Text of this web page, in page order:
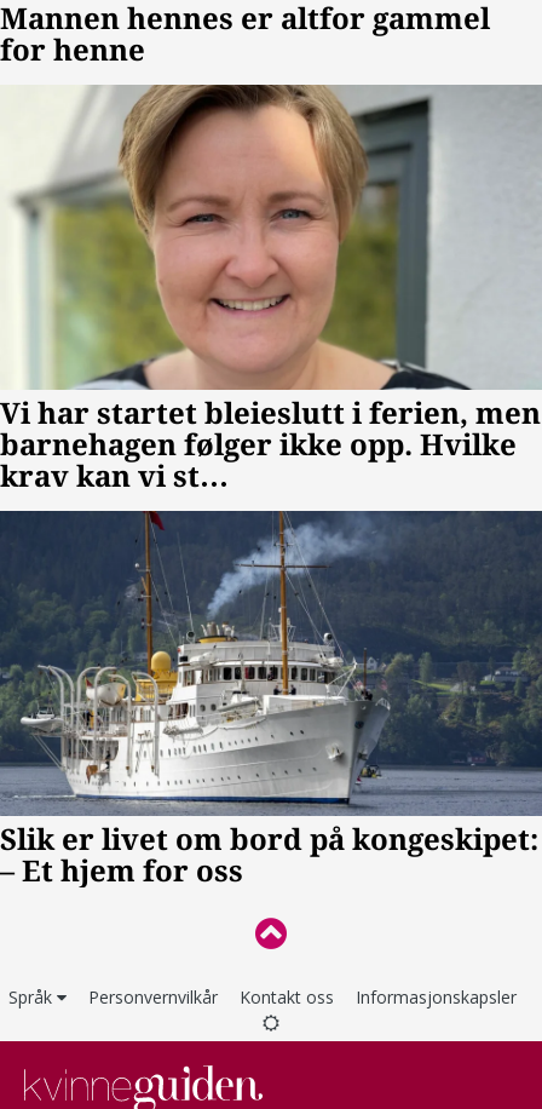
Språk Personvernvilkår Kontakt oss Informasjonskapsler